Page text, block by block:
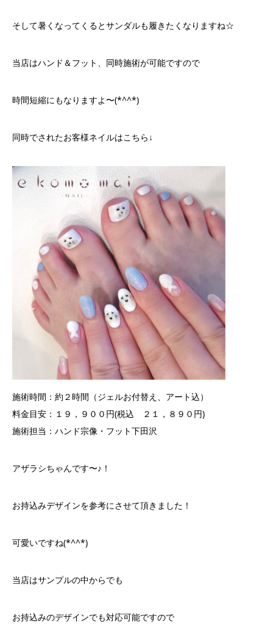
そして暑くなってくるとサンダルも履きたくなりますね☆
当店はハンド＆フット、同時施術が可能ですので
時間短縮にもなりますよ〜(*^^*)
同時でされたお客様ネイルはこちら↓
施術時間：約２時間（ジェルお付替え、アート込）
料金目安：１９，９００円(税込 ２１，８９０円)
施術担当：ハンド宗像・フット下田沢
アザラシちゃんです〜♪！
お持込みデザインを参考にさせて頂きました！
可愛いですね(*^^*)
当店はサンプルの中からでも
お持込みのデザインでも対応可能ですので